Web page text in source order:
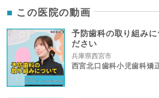
この医院の動画
予防歯科の取り組みに
ださい
兵庫県西宮市
西宮北口歯科小児歯科矯